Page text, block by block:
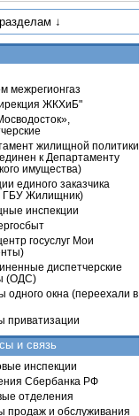
межрегионгаз
ЖКХиБ"
жилищной политики
к Департаменту
имущества)
единого заказчика
ГБУ Жилищник)
инспекции
госуслуг Мои
диспетчерские
(ОДС)
одного окна (переехали в
приватизации
и связь
инспекции
Сбербанка РФ
отделения
продаж и обслуживания